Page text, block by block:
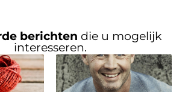
berichten die u mogelijk
interesseren.